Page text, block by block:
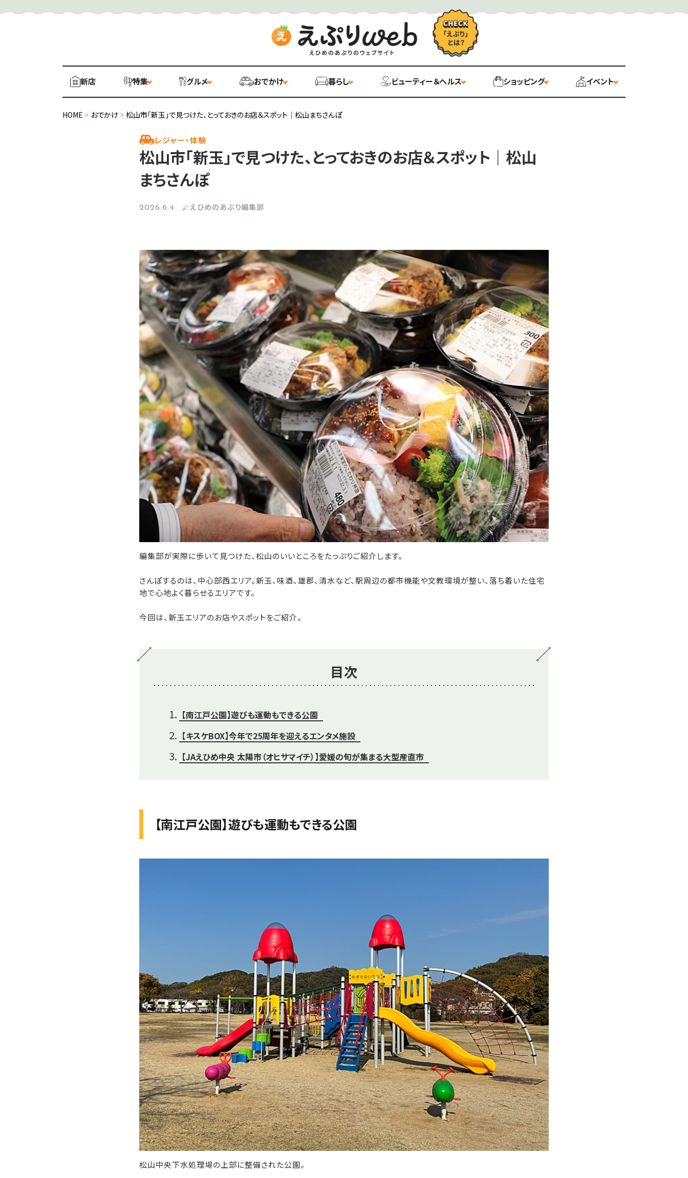
新店 特集 グルメ おでかけ 暮らし ビューティー＆ヘルス ショッピング イベント
HOME > おでかけ > 松山市「新玉」で見つけた、とっておきのお店＆スポット｜松山まちさんぽ
レジャー・体験
松山市「新玉」で見つけた、とっておきのお店＆スポット｜松山
まちさんぽ
2026.6.4 えひめのあぷり編集部
編集部が実際に歩いて見つけた、松山のいいところをたっぷりご紹介します。
さんぽするのは、中心部西エリア。新玉、味酒、雄郡、清水など、駅周辺の都市機能や文教環境が整い、落ち着いた住宅
地で心地よく暮らせるエリアです。
今回は、新玉エリアのお店やスポットをご紹介。
目次
【南江戸公園】遊びも運動もできる公園
【キスケBOX】今年で25周年を迎えるエンタメ施設
【JAえひめ中央 太陽市（オヒサマイチ）】愛媛の旬が集まる大型産直市
【南江戸公園】遊びも運動もできる公園
松山中央下水処理場の上部に整備された公園。